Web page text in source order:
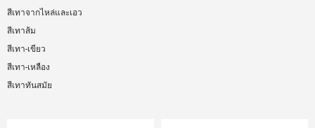
สีเทาจากไหล่และเอว
สีเทาส้ม
สีเทา-เขียว
สีเทา-เหลือง
สีเทาทันสมัย